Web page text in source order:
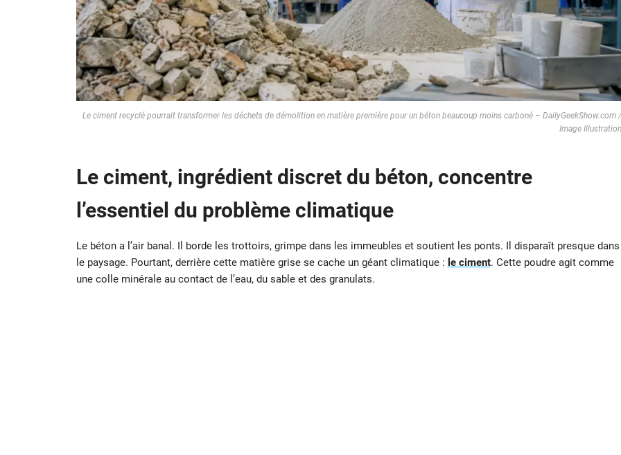
Le ciment recyclé pourrait transformer les déchets de démolition en matière première pour un béton beaucoup moins carboné – DailyGeekShow.com /
Image Illustration
Le ciment, ingrédient discret du béton, concentre
l’essentiel du problème climatique
Le béton a l’air banal. Il borde les trottoirs, grimpe dans les immeubles et soutient les ponts. Il disparaît presque dans
le paysage. Pourtant, derrière cette matière grise se cache un géant climatique : le ciment. Cette poudre agit comme
une colle minérale au contact de l’eau, du sable et des granulats.